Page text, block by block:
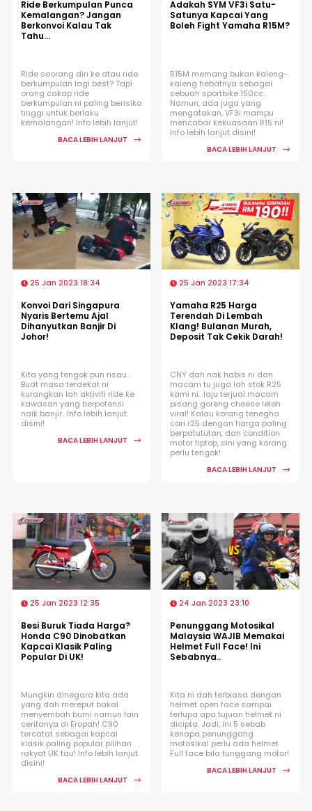
Ride Berkumpulan Punca
Kemalangan? Jangan
Berkonvoi Kalau Tak
Tahu...
Ride seorang diri ke atau ride
berkumpulan lagi best? Tapi
orang cakap ride
berkumpulan ni paling berisiko
tinggi untuk berlaku
kemalangan! Info lebih lanjut!
BACA LEBIH LANJUT
Adakah SYM VF3i Satu-
Satunya Kapcai Yang
Boleh Fight Yamaha R15M?
R15M memang bukan kaleng-
kaleng hebatnya sebagai
sebuah sportbike 150cc..
Namun, ada juga yang
mengatakan, VF3i mampu
mencabar kekuasaan R15 ni!
Info lebih lanjut disini!
BACA LEBIH LANJUT
25 Jan 2023 18:34
Konvoi Dari Singapura
Nyaris Bertemu Ajal
Dihanyutkan Banjir Di
Johor!
Kita yang tengok pun risau..
Buat masa terdekat ni
kurangkan lah aktiviti ride ke
kawasan yang berpotensi
naik banjir.. Info lebih lanjut
disini!
BACA LEBIH LANJUT
25 Jan 2023 17:34
Yamaha R25 Harga
Terendah Di Lembah
Klang! Bulanan Murah,
Deposit Tak Cekik Darah!
CNY dah nak habis ni dan
macam tu juga lah stok R25
kami ni.. laju terjual macam
pisang goreng cheese leleh
viral! Kalau korang tenegha
cari r25 dengan harga paling
berpatututan, dan condition
motor tiptop, sini yang korang
perlu tengok!
BACA LEBIH LANJUT
25 Jan 2023 12:35
Besi Buruk Tiada Harga?
Honda C90 Dinobatkan
Kapcai Klasik Paling
Popular Di UK!
Mungkin dinegara kita ada
yang dah mereput bakal
menyembah bumi namun lain
ceritanya di Eropah! C90
tercatat sebagai kapcai
klasik paling popular pilihan
rakyat UK tau! Info lebih lanjut
disini!
BACA LEBIH LANJUT
24 Jan 2023 23:10
Penunggang Motosikal
Malaysia WAJIB Memakai
Helmet Full Face! Ini
Sebabnya..
Kita ni dah terbiasa dengan
helmet open face sampai
terlupa apa tujuan helmet ni
dicipta. Jadi, ini 5 sebab
kenapa penunggang
motosikal perlu ada helmet
Full face bila tunggang motor!
BACA LEBIH LANJUT